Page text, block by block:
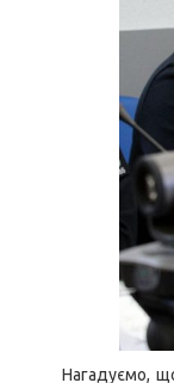
Нагадуємо,